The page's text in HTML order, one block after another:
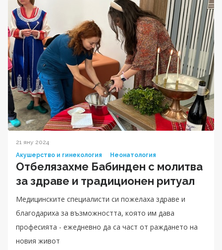
21 яну 2024
Акушерство и гинекология
Неонатология
Отбелязахме Бабинден с молитва
за здраве и традиционен ритуал
Медицинските специалисти си пожелаха здраве и
благодариха за възможността, която им дава
професията - ежедневно да са част от раждането на
новия живот